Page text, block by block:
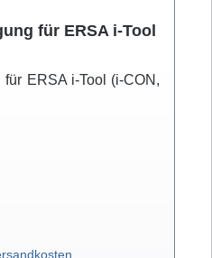
für ERSA i-Tool
für ERSA i-Tool (i-CON,